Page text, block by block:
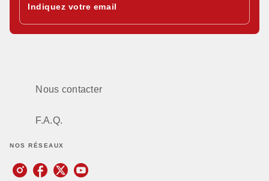
Indiquez votre email
Nous contacter
F.A.Q.
NOS RÉSEAUX